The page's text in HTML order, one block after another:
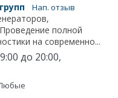
Нап. отзыв
полной
на современно...
до 20:00,